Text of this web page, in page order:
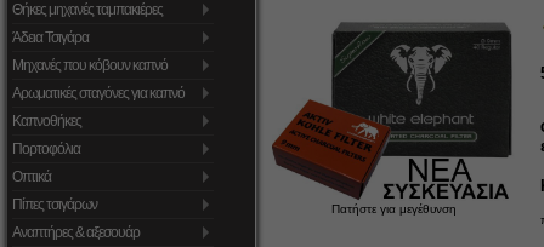
Θήκες μηχανές ταμπακιέρες
Άδεια Τσιγάρα
Μηχανές που κόβουν καπνό
Αρωματικές σταγόνες για καπνό
Καπνοθήκες
Πορτοφόλια
Οπτικά
Πίπες τσιγάρων
Αναπτήρες & αξεσουάρ
Πατήστε για μεγέθυνση